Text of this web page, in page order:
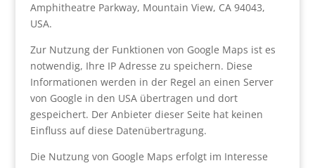
Amphitheatre Parkway, Mountain View, CA 94043,
USA.
Zur Nutzung der Funktionen von Google Maps ist es
notwendig, Ihre IP Adresse zu speichern. Diese
Informationen werden in der Regel an einen Server
von Google in den USA übertragen und dort
gespeichert. Der Anbieter dieser Seite hat keinen
Einfluss auf diese Datenübertragung.
Die Nutzung von Google Maps erfolgt im Interesse